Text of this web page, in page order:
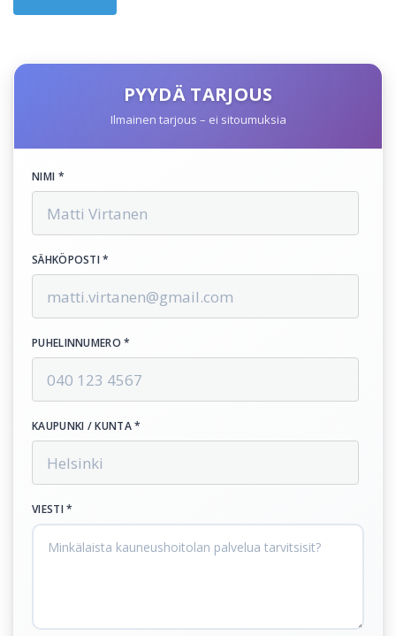
PYYDÄ TARJOUS
Ilmainen tarjous – ei sitoumuksia
NIMI *
SÄHKÖPOSTI *
PUHELINNUMERO *
KAUPUNKI / KUNTA *
VIESTI *